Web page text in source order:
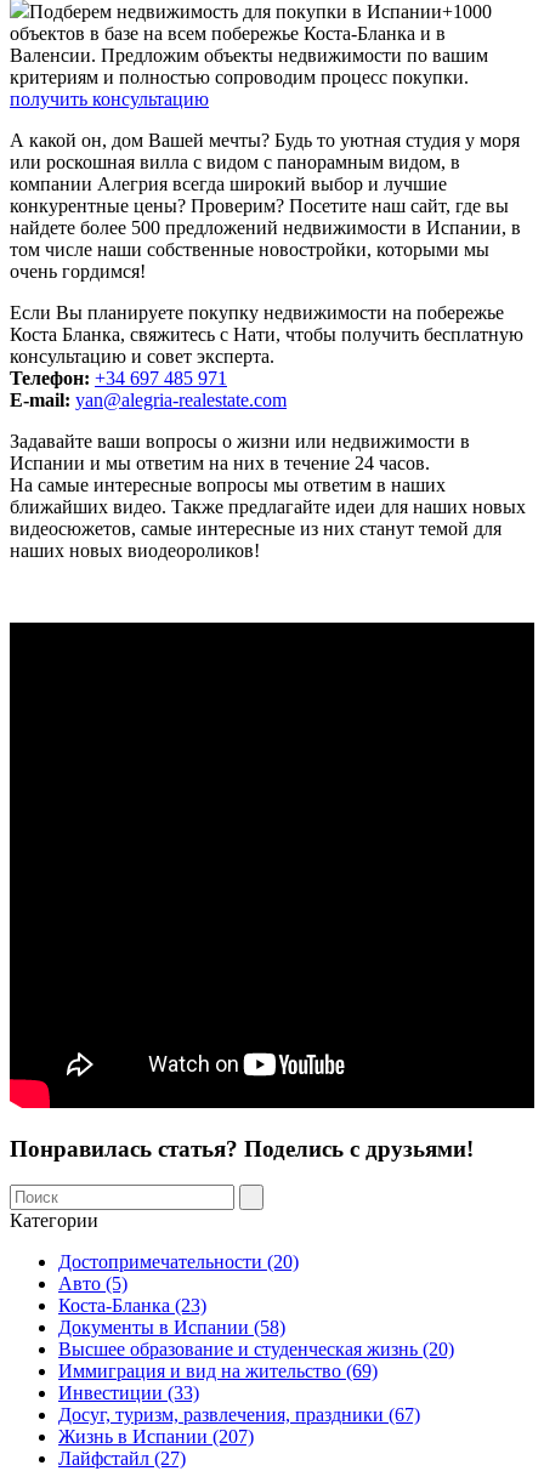
Подберем недвижимость для покупки в Испании+1000
объектов в базе на всем побережье Коста-Бланка и в
Валенсии. Предложим объекты недвижимости по вашим
критериям и полностью сопроводим процесс покупки.
получить консультацию
А какой он, дом Вашей мечты? Будь то уютная студия у моря
или роскошная вилла с видом с панорамным видом, в
компании Алегрия всегда широкий выбор и лучшие
конкурентные цены? Проверим? Посетите наш сайт, где вы
найдете более 500 предложений недвижимости в Испании, в
том числе наши собственные новостройки, которыми мы
очень гордимся!
Если Вы планируете покупку недвижимости на побережье
Коста Бланка, свяжитесь с Нати, чтобы получить бесплатную
консультацию и совет эксперта.
Телефон: +34 697 485 971
E-mail: yan@alegria-realestate.com
Задавайте ваши вопросы о жизни или недвижимости в
Испании и мы ответим на них в течение 24 часов.
На самые интересные вопросы мы ответим в наших
ближайших видео. Также предлагайте идеи для наших новых
видеосюжетов, самые интересные из них станут темой для
наших новых виодеороликов!
Понравилась статья? Поделись с друзьями!
Категории
Достопримечательности (20)
Авто (5)
Коста-Бланка (23)
Документы в Испании (58)
Высшее образование и студенческая жизнь (20)
Иммиграция и вид на жительство (69)
Инвестиции (33)
Досуг, туризм, развлечения, праздники (67)
Жизнь в Испании (207)
Лайфстайл (27)